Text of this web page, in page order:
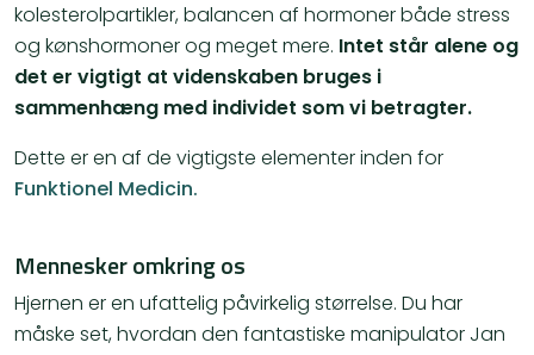
kolesterolpartikler, balancen af hormoner både stress
og kønshormoner og meget mere. Intet står alene og
det er vigtigt at videnskaben bruges i
sammenhæng med individet som vi betragter.
Dette er en af de vigtigste elementer inden for
Funktionel Medicin.
Mennesker omkring os
Hjernen er en ufattelig påvirkelig størrelse. Du har
måske set, hvordan den fantastiske manipulator Jan